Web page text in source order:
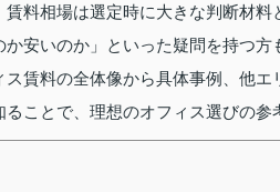
料相場は選定時に大きな判断材
安いのか」といった疑問を持つ
賃料の全体像から具体事例、他
ことで、理想のオフィス選びの参